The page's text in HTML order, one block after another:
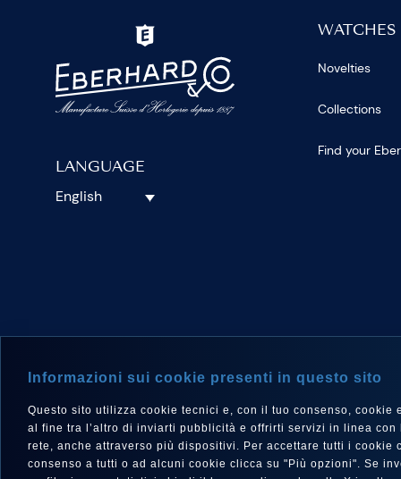
LANGUAGE
English
WATCHES
Novelties
Collections
Find your
Informazioni sui cookie presenti in questo sito
Questo sito utilizza cookie tecnici e, con il tuo consenso,
al fine tra l’altro di inviarti pubblicità e offrirti servizi in linea
rete, anche attraverso più dispositivi. Per accettare tutti i cookie
consenso a tutti o ad alcuni cookie clicca su "Più opzioni". Se